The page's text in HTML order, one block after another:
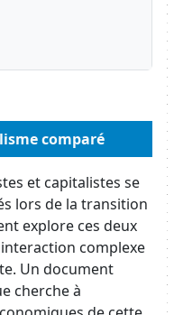
comparé
et capitalistes se
lors de la transition
explore ces deux
complexe
Un document
cherche à